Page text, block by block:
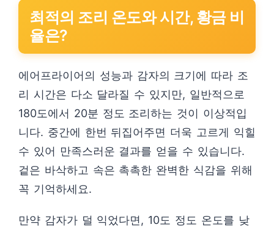
최적의 조리 온도와 시간, 황금 비
율은?
에어프라이어의 성능과 감자의 크기에 따라 조
리 시간은 다소 달라질 수 있지만, 일반적으로
180도에서 20분 정도 조리하는 것이 이상적입
니다. 중간에 한번 뒤집어주면 더욱 고르게 익힐
수 있어 만족스러운 결과를 얻을 수 있습니다.
겉은 바삭하고 속은 촉촉한 완벽한 식감을 위해
꼭 기억하세요.
만약 감자가 덜 익었다면, 10도 정도 온도를 낮